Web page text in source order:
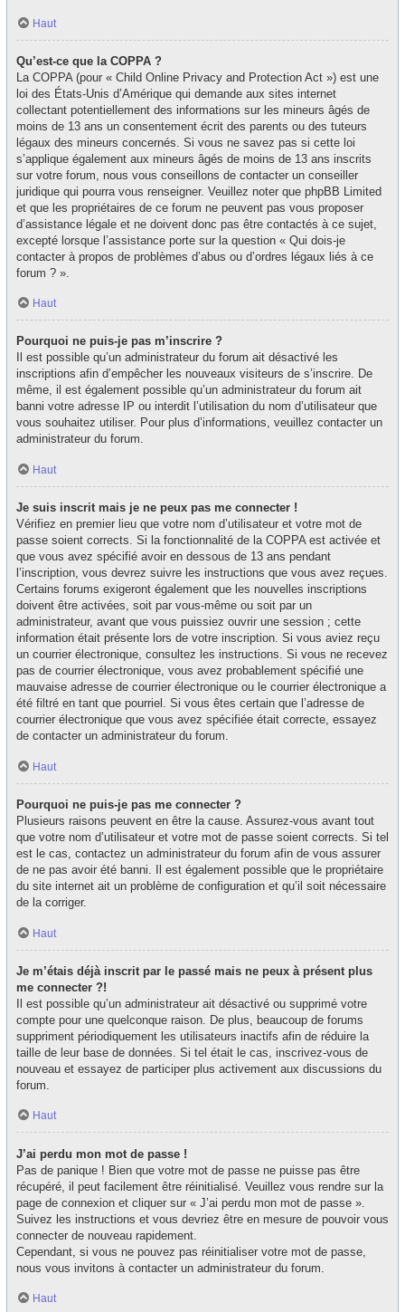
Haut
Qu’est-ce que la COPPA ?
La COPPA (pour « Child Online Privacy and Protection Act ») est une
loi des États-Unis d’Amérique qui demande aux sites internet
collectant potentiellement des informations sur les mineurs âgés de
moins de 13 ans un consentement écrit des parents ou des tuteurs
légaux des mineurs concernés. Si vous ne savez pas si cette loi
s’applique également aux mineurs âgés de moins de 13 ans inscrits
sur votre forum, nous vous conseillons de contacter un conseiller
juridique qui pourra vous renseigner. Veuillez noter que phpBB Limited
et que les propriétaires de ce forum ne peuvent pas vous proposer
d’assistance légale et ne doivent donc pas être contactés à ce sujet,
excepté lorsque l’assistance porte sur la question « Qui dois-je
contacter à propos de problèmes d’abus ou d’ordres légaux liés à ce
forum ? ».
Haut
Pourquoi ne puis-je pas m’inscrire ?
Il est possible qu’un administrateur du forum ait désactivé les
inscriptions afin d’empêcher les nouveaux visiteurs de s’inscrire. De
même, il est également possible qu’un administrateur du forum ait
banni votre adresse IP ou interdit l’utilisation du nom d’utilisateur que
vous souhaitez utiliser. Pour plus d’informations, veuillez contacter un
administrateur du forum.
Haut
Je suis inscrit mais je ne peux pas me connecter !
Vérifiez en premier lieu que votre nom d’utilisateur et votre mot de
passe soient corrects. Si la fonctionnalité de la COPPA est activée et
que vous avez spécifié avoir en dessous de 13 ans pendant
l’inscription, vous devrez suivre les instructions que vous avez reçues.
Certains forums exigeront également que les nouvelles inscriptions
doivent être activées, soit par vous-même ou soit par un
administrateur, avant que vous puissiez ouvrir une session ; cette
information était présente lors de votre inscription. Si vous aviez reçu
un courrier électronique, consultez les instructions. Si vous ne recevez
pas de courrier électronique, vous avez probablement spécifié une
mauvaise adresse de courrier électronique ou le courrier électronique a
été filtré en tant que pourriel. Si vous êtes certain que l’adresse de
courrier électronique que vous avez spécifiée était correcte, essayez
de contacter un administrateur du forum.
Haut
Pourquoi ne puis-je pas me connecter ?
Plusieurs raisons peuvent en être la cause. Assurez-vous avant tout
que votre nom d’utilisateur et votre mot de passe soient corrects. Si tel
est le cas, contactez un administrateur du forum afin de vous assurer
de ne pas avoir été banni. Il est également possible que le propriétaire
du site internet ait un problème de configuration et qu’il soit nécessaire
de la corriger.
Haut
Je m’étais déjà inscrit par le passé mais ne peux à présent plus
me connecter ?!
Il est possible qu’un administrateur ait désactivé ou supprimé votre
compte pour une quelconque raison. De plus, beaucoup de forums
suppriment périodiquement les utilisateurs inactifs afin de réduire la
taille de leur base de données. Si tel était le cas, inscrivez-vous de
nouveau et essayez de participer plus activement aux discussions du
forum.
Haut
J’ai perdu mon mot de passe !
Pas de panique ! Bien que votre mot de passe ne puisse pas être
récupéré, il peut facilement être réinitialisé. Veuillez vous rendre sur la
page de connexion et cliquer sur « J’ai perdu mon mot de passe ».
Suivez les instructions et vous devriez être en mesure de pouvoir vous
connecter de nouveau rapidement.
Cependant, si vous ne pouvez pas réinitialiser votre mot de passe,
nous vous invitons à contacter un administrateur du forum.
Haut